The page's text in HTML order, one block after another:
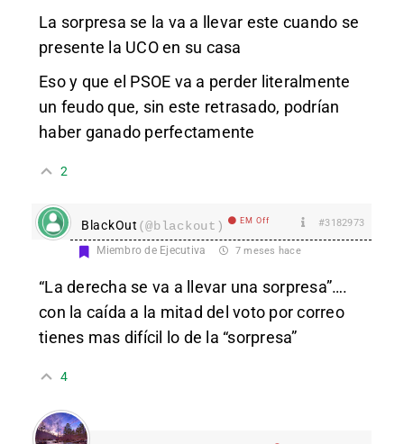
La sorpresa se la va a llevar este cuando se
presente la UCO en su casa
Eso y que el PSOE va a perder literalmente
un feudo que, sin este retrasado, podrían
haber ganado perfectamente
2
BlackOut (@blackout) EM Off #3182973
Miembro de Ejecutiva 7 meses hace
“La derecha se va a llevar una sorpresa”….
con la caída a la mitad del voto por correo
tienes mas difícil lo de la “sorpresa”
4